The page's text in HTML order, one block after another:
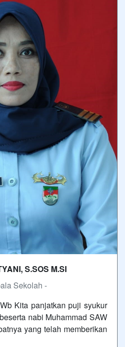
S.SOS M.SI
Sekolah -
Kita panjatkan puji syukur
nabi Muhammad SAW
yang telah memberikan